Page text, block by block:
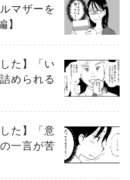
マザーを
た】「い
められる
た】「意
一言が苦